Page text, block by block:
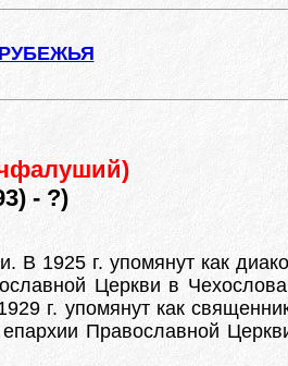
- ?)
1925 г. упомянут как
Церкви в
г. упомянут как
Православной